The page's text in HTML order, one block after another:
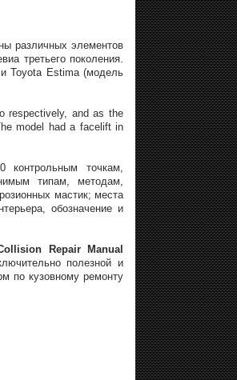
различных элементов
третьего поколения.
и Toyota Estima (модель
respectively, and as the
model had a facelift in
контрольным точкам,
типам, методам,
мастик; места
обозначение и
Repair Manual
полезной и
по кузовному ремонту